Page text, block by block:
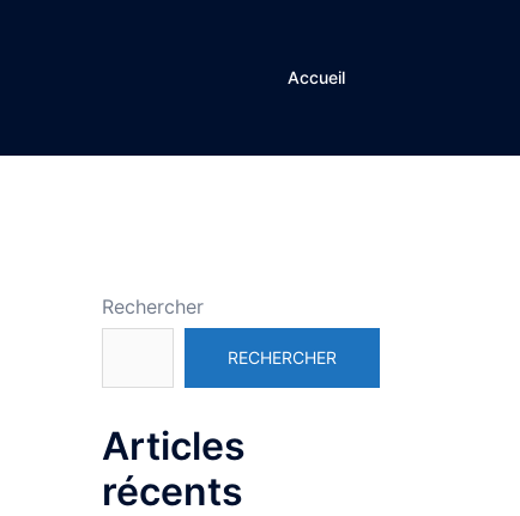
Accueil
Rechercher
RECHERCHER
Articles
récents